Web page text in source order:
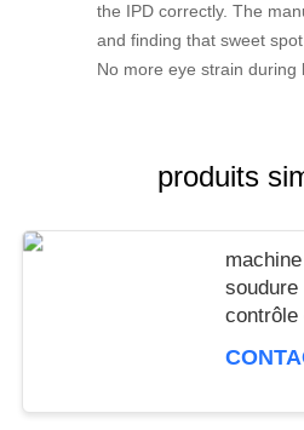
the IPD correctly. The
and finding that sweet
No more eye strain during
finding that sweet spot
Pico 4's visual clarity is
finding that sweet spot
more eye strain during
Pico 4's visual clarity is
produits
contrôle